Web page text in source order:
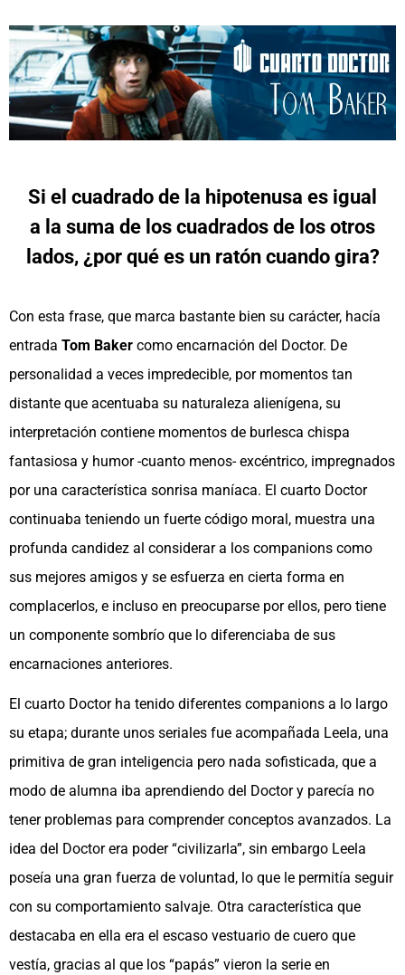
Si el cuadrado de la hipotenusa es igual
a la suma de los cuadrados de los otros
lados, ¿por qué es un ratón cuando gira?
Con esta frase, que marca bastante bien su carácter, hacía
entrada Tom Baker como encarnación del Doctor. De
personalidad a veces impredecible, por momentos tan
distante que acentuaba su naturaleza alienígena, su
interpretación contiene momentos de burlesca chispa
fantasiosa y humor -cuanto menos- excéntrico, impregnados
por una característica sonrisa maníaca. El cuarto Doctor
continuaba teniendo un fuerte código moral, muestra una
profunda candidez al considerar a los companions como
sus mejores amigos y se esfuerza en cierta forma en
complacerlos, e incluso en preocuparse por ellos, pero tiene
un componente sombrío que lo diferenciaba de sus
encarnaciones anteriores.
El cuarto Doctor ha tenido diferentes companions a lo largo
su etapa; durante unos seriales fue acompañada Leela, una
primitiva de gran inteligencia pero nada sofisticada, que a
modo de alumna iba aprendiendo del Doctor y parecía no
tener problemas para comprender conceptos avanzados. La
idea del Doctor era poder “civilizarla”, sin embargo Leela
poseía una gran fuerza de voluntad, lo que le permitía seguir
con su comportamiento salvaje. Otra característica que
destacaba en ella era el escaso vestuario de cuero que
vestía, gracias al que los “papás” vieron la serie en